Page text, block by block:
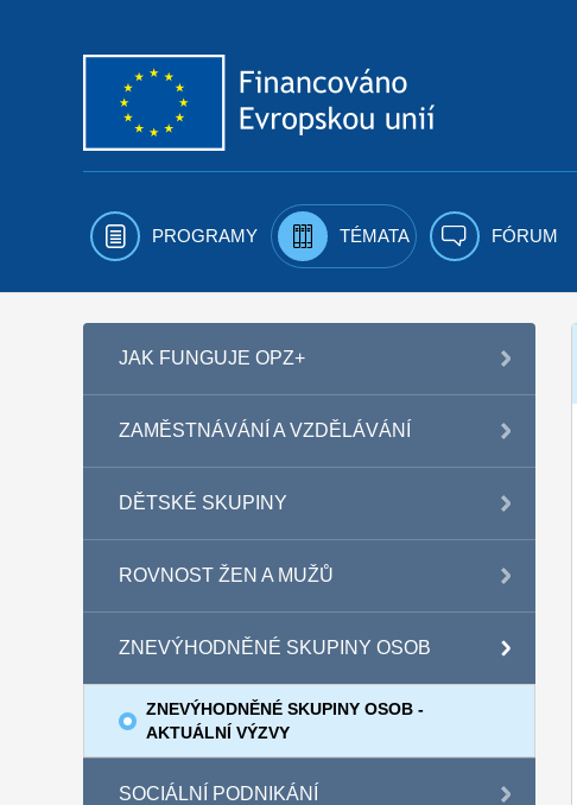
PROGRAMY TÉMATA FÓRUM
JAK FUNGUJE OPZ+
ZAMĚSTNÁVÁNÍ A VZDĚLÁVÁNÍ
DĚTSKÉ SKUPINY
ROVNOST ŽEN A MUŽŮ
ZNEVÝHODNĚNÉ SKUPINY OSOB
ZNEVÝHODNĚNÉ SKUPINY OSOB -
AKTUÁLNÍ VÝZVY
SOCIÁLNÍ PODNIKÁNÍ